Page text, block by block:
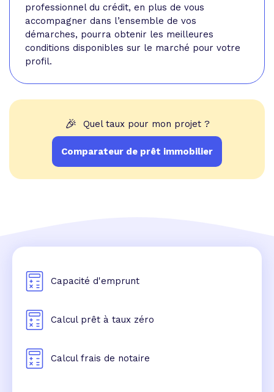
professionnel du crédit, en plus de vous
accompagner dans l’ensemble de vos
démarches, pourra obtenir les meilleures
conditions disponibles sur le marché pour votre
profil.
🎉 Quel taux pour mon projet ?
Comparateur de prêt immobilier
Capacité d'emprunt
Calcul prêt à taux zéro
Calcul frais de notaire